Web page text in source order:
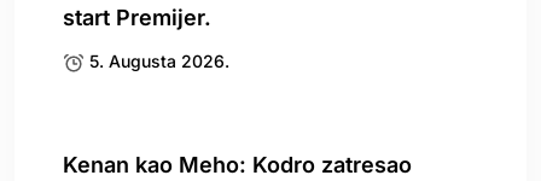
start Premijer.
5. Augusta 2026.
Kenan kao Meho: Kodro zatresao